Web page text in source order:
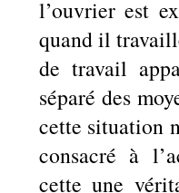
l’ouvrier est
quand il
de travail
séparé des
cette situation
consacré à
cette une